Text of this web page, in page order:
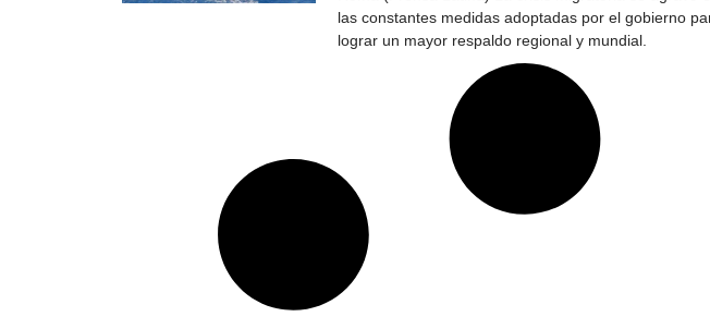
las constantes medidas adoptadas por el gobierno
lograr un mayor respaldo regional y mundial.